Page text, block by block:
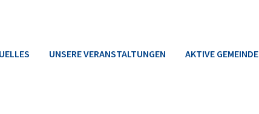
UNSERE VERANSTALTUNGEN AKTIVE GEMEINDE